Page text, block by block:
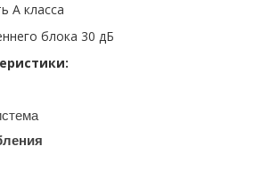
A класса
блока 30 дБ